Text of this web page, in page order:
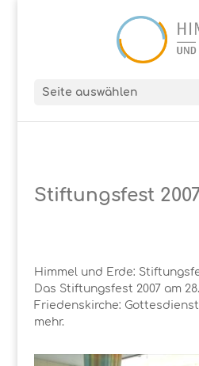
Seite auswählen
Stiftungsfest
Himmel und Erde:
Das Stiftungsfest 2007 am
Friedenskirche:
mehr.